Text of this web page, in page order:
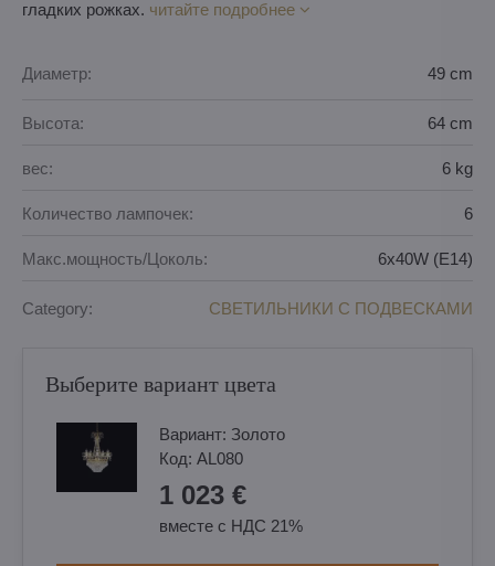
гладких рожках. читайте подробнее
Диаметр: 49 cm
Высота: 64 cm
вес: 6 kg
Количество лампочек: 6
Макс.мощность/Цоколь: 6x40W (E14)
Category: СВЕТИЛЬНИКИ С ПОДВЕСКАМИ
Выберите вариант цвета
Вариант: Золотo
Код: AL080
1 023 €
вместе с НДС 21%